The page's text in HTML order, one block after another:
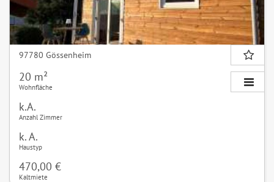
97780 Gössenheim
20 m²
Wohnfläche
k.A.
Anzahl Zimmer
k. A.
Haustyp
470,00 €
Kaltmiete